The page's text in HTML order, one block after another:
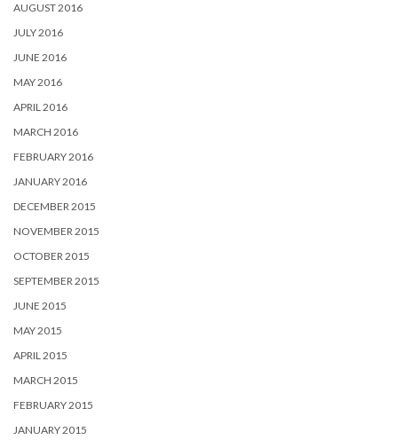
AUGUST 2016
JULY 2016
JUNE 2016
MAY 2016
APRIL 2016
MARCH 2016
FEBRUARY 2016
JANUARY 2016
DECEMBER 2015
NOVEMBER 2015
OCTOBER 2015
SEPTEMBER 2015
JUNE 2015
MAY 2015
APRIL 2015
MARCH 2015
FEBRUARY 2015
JANUARY 2015